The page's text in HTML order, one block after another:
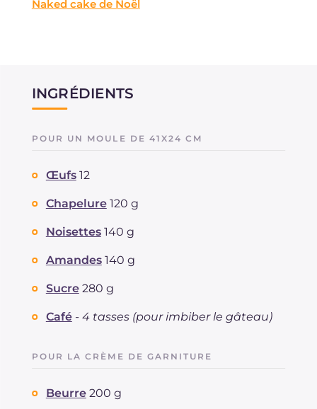
Naked cake de Noël
INGRÉDIENTS
POUR UN MOULE DE 41X24 CM
Œufs 12
Chapelure 120 g
Noisettes 140 g
Amandes 140 g
Sucre 280 g
Café - 4 tasses (pour imbiber le gâteau)
POUR LA CRÈME DE GARNITURE
Beurre 200 g